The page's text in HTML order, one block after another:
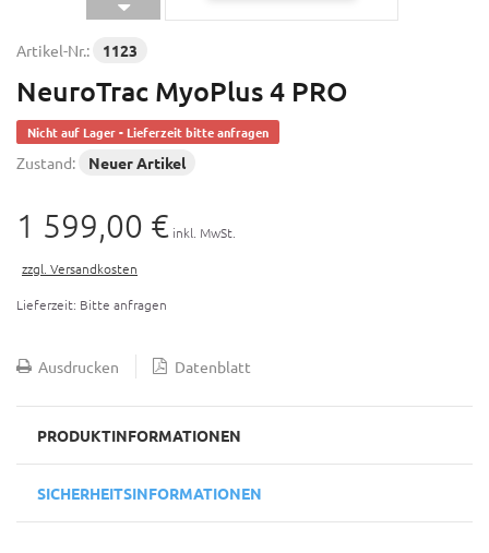
Artikel-Nr.: 1123
NeuroTrac MyoPlus 4 PRO
Nicht auf Lager - Lieferzeit bitte anfragen
Zustand: Neuer Artikel
1 599,00 € inkl. MwSt.
zzgl. Versandkosten
Lieferzeit: Bitte anfragen
Ausdrucken Datenblatt
PRODUKTINFORMATIONEN
SICHERHEITSINFORMATIONEN